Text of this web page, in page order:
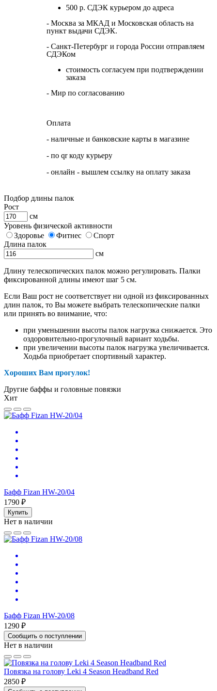
500 р. СДЭК курьером до адреса
- Москва за МКАД и Московская область на
пункт выдачи СДЭК.
- Санкт-Петербург и города России отправляем
СДЭКом
стоимость согласуем при подтверждении
заказа
- Мир по согласованию
Оплата
- наличные и банковские карты в магазине
- по qr коду курьеру
- онлайн - вышлем ссылку на оплату заказа
Подбор длины палок
Рост
см
Уровень физической активности
Здоровье
Фитнес
Спорт
Длина палок
см
Длину телескопических палок можно регулировать. Палки
фиксированной длины имеют шаг 5 см.
Если Ваш рост не соответствует ни одной из фиксированных
длин палок, то Вы можете выбрать телескопические палки
или принять во внимание, что:
при уменьшении высоты палок нагрузка снижается. Это
оздоровительно-прогулочный вариант ходьбы.
при увеличении высоты палок нагрузка увеличивается.
Ходьба приобретает спортивный характер.
Хороших Вам прогулок!
Другие баффы и головные повязки
Хит
Бафф Fizan HW-20/04
1790 ₽
Купить
Нет в наличии
Бафф Fizan HW-20/08
1290 ₽
Сообщить о поступлении
Нет в наличии
Повязка на голову Leki 4 Season Headband Red
2850 ₽